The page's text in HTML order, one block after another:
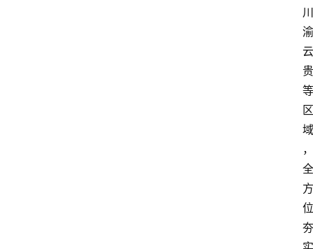
川
渝
云
贵
等
区
域
，
全
方
位
夯